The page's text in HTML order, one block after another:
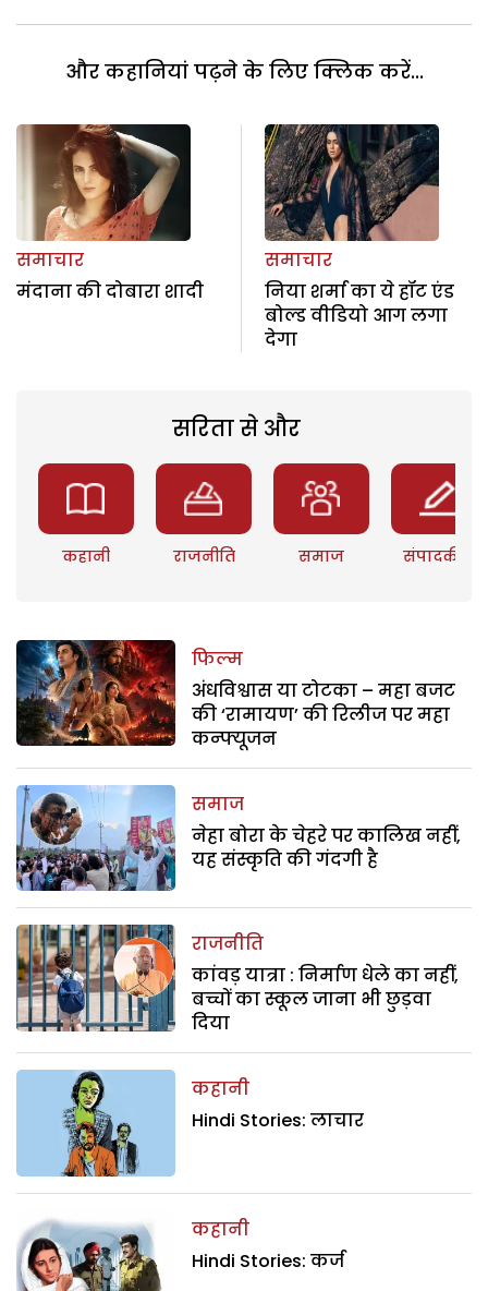
और कहानियां पढ़ने के लिए क्लिक करें...
समाचार
मंदाना की दोबारा शादी
समाचार
निया शर्मा का ये हॉट एंड
बोल्ड वीडियो आग लगा
देगा
सरिता से और
कहानी राजनीति समाज संपादकीय
फिल्म
अंधविश्वास या टोटका – महा बजट
की ‘रामायण’ की रिलीज पर महा
कन्फ्यूजन
समाज
नेहा बोरा के चेहरे पर कालिख नहीं,
यह संस्कृति की गंदगी है
राजनीति
कांवड़ यात्रा : निर्माण धेले का नहीं,
बच्चों का स्कूल जाना भी छुड़वा
दिया
कहानी
Hindi Stories: लाचार
कहानी
Hindi Stories: कर्ज